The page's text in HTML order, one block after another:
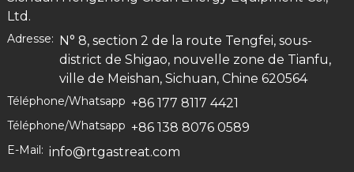
Ltd.
Adresse: N° 8, section 2 de la route Tengfei, sous-
district de Shigao, nouvelle zone de Tianfu,
ville de Meishan, Sichuan, Chine 620564
Téléphone/Whatsapp +86 177 8117 4421
Téléphone/Whatsapp +86 138 8076 0589
E-Mail: info@rtgastreat.com